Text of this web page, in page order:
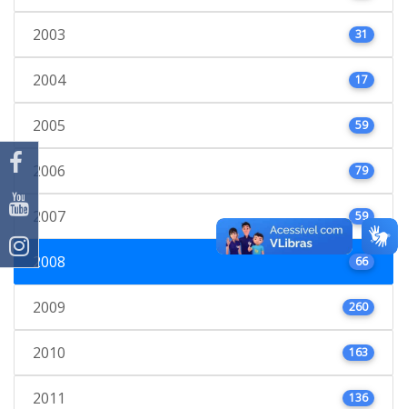
2003 31
2004 17
2005 59
2006 79
2007 59
2008 66
2009 260
2010 163
2011 136